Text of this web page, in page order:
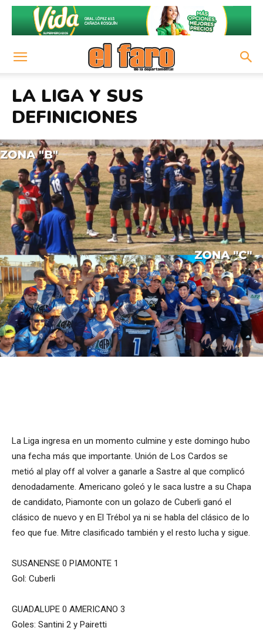
LA LIGA Y SUS
DEFINICIONES
La Liga ingresa en un momento culmine y este domingo hubo
una fecha más que importante. Unión de Los Cardos se
metió al play off al volver a ganarle a Sastre al que complicó
denodadamente. Americano goleó y le saca lustre a su Chapa
de candidato, Piamonte con un golazo de Cuberli ganó el
clásico de nuevo y en El Trébol ya ni se habla del clásico de lo
feo que fue. Mitre clasificado también y el resto lucha y sigue.
SUSANENSE 0 PIAMONTE 1
Gol: Cuberli
GUADALUPE 0 AMERICANO 3
Goles: Santini 2 y Pairetti